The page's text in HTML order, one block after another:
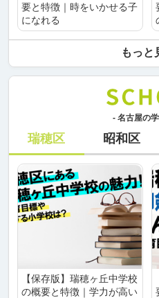
要と特徴｜時をいかせる子
になれる
もっと
- 名古屋の
瑞穂区 昭和区
【保存版】瑞穂ヶ丘中学校
の概要と特徴｜学力が高い